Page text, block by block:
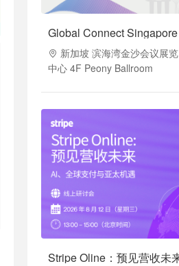
新加坡 滨海湾金沙会议展览
中心 4F Peony Ballroom